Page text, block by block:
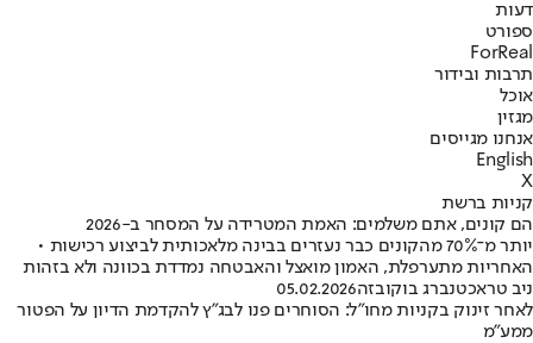
דעות
ספורט
ForReal
תרבות ובידור
אוכל
מגזין
אנחנו מגייסים
English
X
קניות ברשת
הם קונים, אתם משלמים: האמת המטרידה על המסחר ב-2026
יותר מ־70% מהקונים כבר נעזרים בבינה מלאכותית לביצוע רכישות •
האחריות מתערפלת, האמון מואצל והאבטחה נמדדת בכוונה ולא בזהות
ניב טראכטנברג בוקובזה05.02.2026
לאחר זינוק בקניות מחו"ל: הסוחרים פנו לבג"ץ להקדמת הדיון על הפטור
ממע"מ